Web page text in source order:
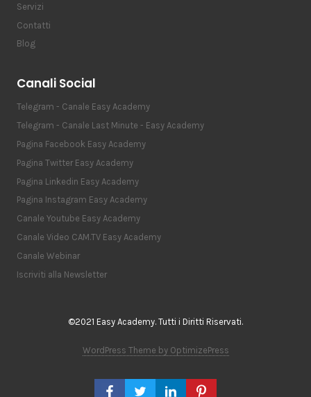
Servizi
Contatti
Blog
Canali Social
Telegram - Canale Easy Academy
Telegram - Canale Last Minute - Easy Academy
Pagina Facebook Easy Academy
Pagina Twitter Easy Academy
Pagina Linkedin Easy Academy
Pagina Instagram Easy Academy
Canale Youtube Easy Academy
Canale Video CAM.TV Easy Academy
Canale Webinar
Iscriviti alla Newsletter
©2021 Easy Academy. Tutti i Diritti Riservati.
WordPress Theme by OptimizePress